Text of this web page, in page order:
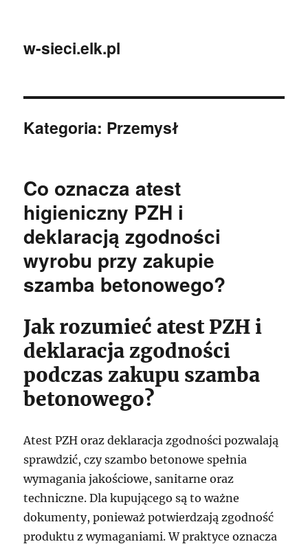
w-sieci.elk.pl
Kategoria: Przemysł
Co oznacza atest
higieniczny PZH i
deklaracją zgodności
wyrobu przy zakupie
szamba betonowego?
Jak rozumieć atest PZH i
deklaracja zgodności
podczas zakupu szamba
betonowego?
Atest PZH oraz deklaracja zgodności pozwalają
sprawdzić, czy szambo betonowe spełnia
wymagania jakościowe, sanitarne oraz
techniczne. Dla kupującego są to ważne
dokumenty, ponieważ potwierdzają zgodność
produktu z wymaganiami. W praktyce oznacza